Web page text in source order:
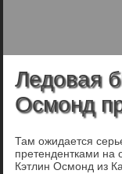
Ледовая
Осмонд
Там ожидается
претендентками на
Кэтлин Осмонд из